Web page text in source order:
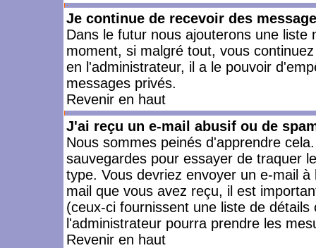
Je continue de recevoir des
Dans le futur nous ajouterons une
moment, si malgré tout, vous
en l'administrateur, il a le pouvoir
messages privés.
Revenir en haut
J'ai reçu un e-mail abusif ou de
Nous sommes peinés d'apprendre
sauvegardes pour essayer de traquer
type. Vous devriez envoyer un e-mail
mail que vous avez reçu, il est
(ceux-ci fournissent une liste de
l'administrateur pourra prendre les
Revenir en haut